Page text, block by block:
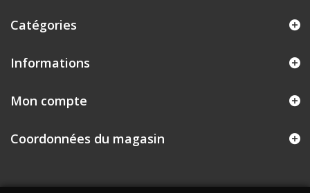
Catégories
Informations
Mon compte
Coordonnées du magasin